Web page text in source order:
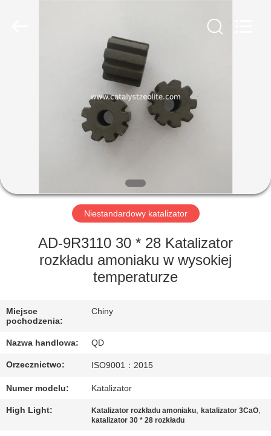
PRODUKTY
WYCIECZKA
FABRYCE
KONTROLA
SKONTAKTUJ
NAMI
Niestandardowy katalizator
AD-9R3110 30 * 28 Katalizator
rozkładu amoniaku w wysokiej
temperaturze
Miejsce
pochodzenia:
Chiny
Nazwa handlowa: QD
Orzecznictwo: ISO9001：2015
Numer modelu: Katalizator
High Light: Katalizator rozkładu amoniaku,katalizator 3CaO,
katalizator 30 * 28 rozkładu